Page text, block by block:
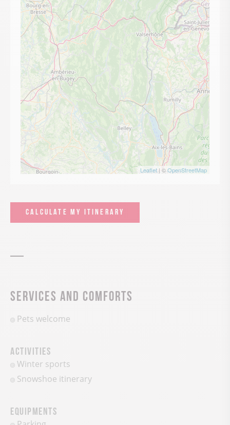
Leaflet | ©OpenStreetMap
CALCULATE MY ITINERARY
Services and comforts
Pets welcome
Activities
Winter sports
Snowshoe itinerary
Equipments